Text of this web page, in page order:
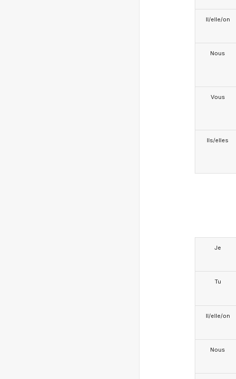
Il/elle/on
Nous
Vous
Ils/elles
Je
Tu
Il/elle/on
Nous